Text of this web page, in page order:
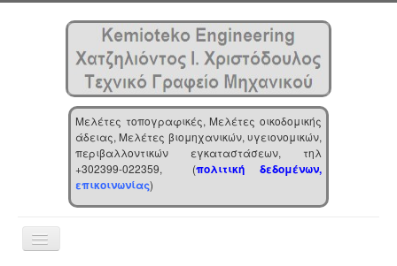
Μελέτες τοπογραφικές, Μελέτες οικοδομικής
άδειας, Μελέτες βιομηχανικών, υγειονομικών,
περιβαλλοντικών εγκαταστάσεων, τηλ
+302399-022359, (πολιτική δεδομένων,
επικοινωνίας)
Toggle
Navigation